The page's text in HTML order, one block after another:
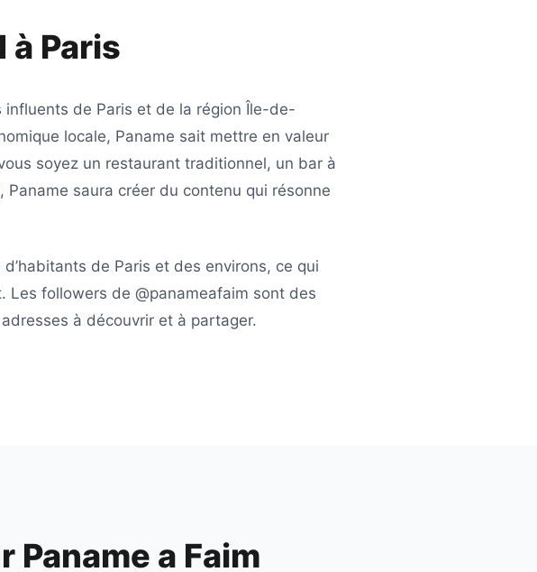
à Paris
influents de Paris et de la région Île-de-
locale, Paname sait mettre en valeur
soyez un restaurant traditionnel, un bar à
Paname saura créer du contenu qui résonne
de Paris et des environs, ce qui
Les followers de @panameafaim sont des
à découvrir et à partager.
Paname a Faim